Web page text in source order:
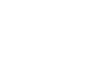
、睡眠監測、壓力
運動數據和健康指
位系統，提供路線